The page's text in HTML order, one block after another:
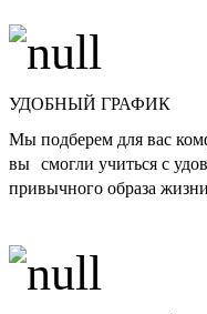
УДОБНЫЙ ГРАФИК
Мы подберем для вас
вы смогли учиться с
привычного образа